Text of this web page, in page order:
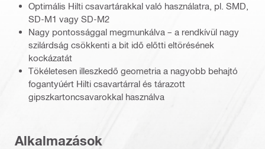
Optimális Hilti csavartárakkal való használatra, pl. SMD,
SD-M1 vagy SD-M2
Nagy pontossággal megmunkálva – a rendkívül nagy
szilárdság csökkenti a bit idő előtti eltörésének
kockázatát
Tökéletesen illeszkedő geometria a nagyobb behajtó
fogantyúért Hilti csavartárral és tárazott
gipszkartoncsavarokkal használva
Alkalmazások